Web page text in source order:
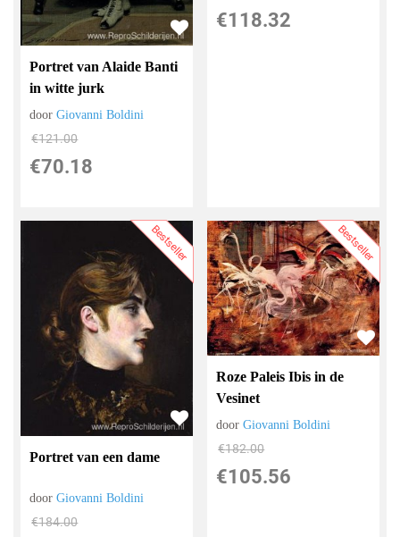
Portret van Alaide Banti
in witte jurk
doorGiovanni Boldini
€121.00
€70.18
€118.32
Bestseller
Portret van een dame
doorGiovanni Boldini
€184.00
Bestseller
Roze Paleis Ibis in de
Vesinet
doorGiovanni Boldini
€182.00
€105.56